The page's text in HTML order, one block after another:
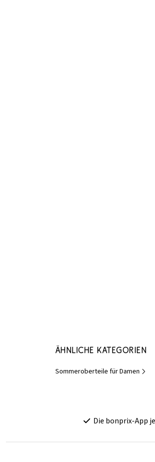
Ähnliche Kategorien
Sommeroberteile für Damen
Die bonprix-App